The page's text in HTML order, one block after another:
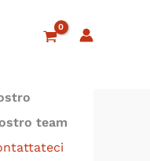
di avervi
team